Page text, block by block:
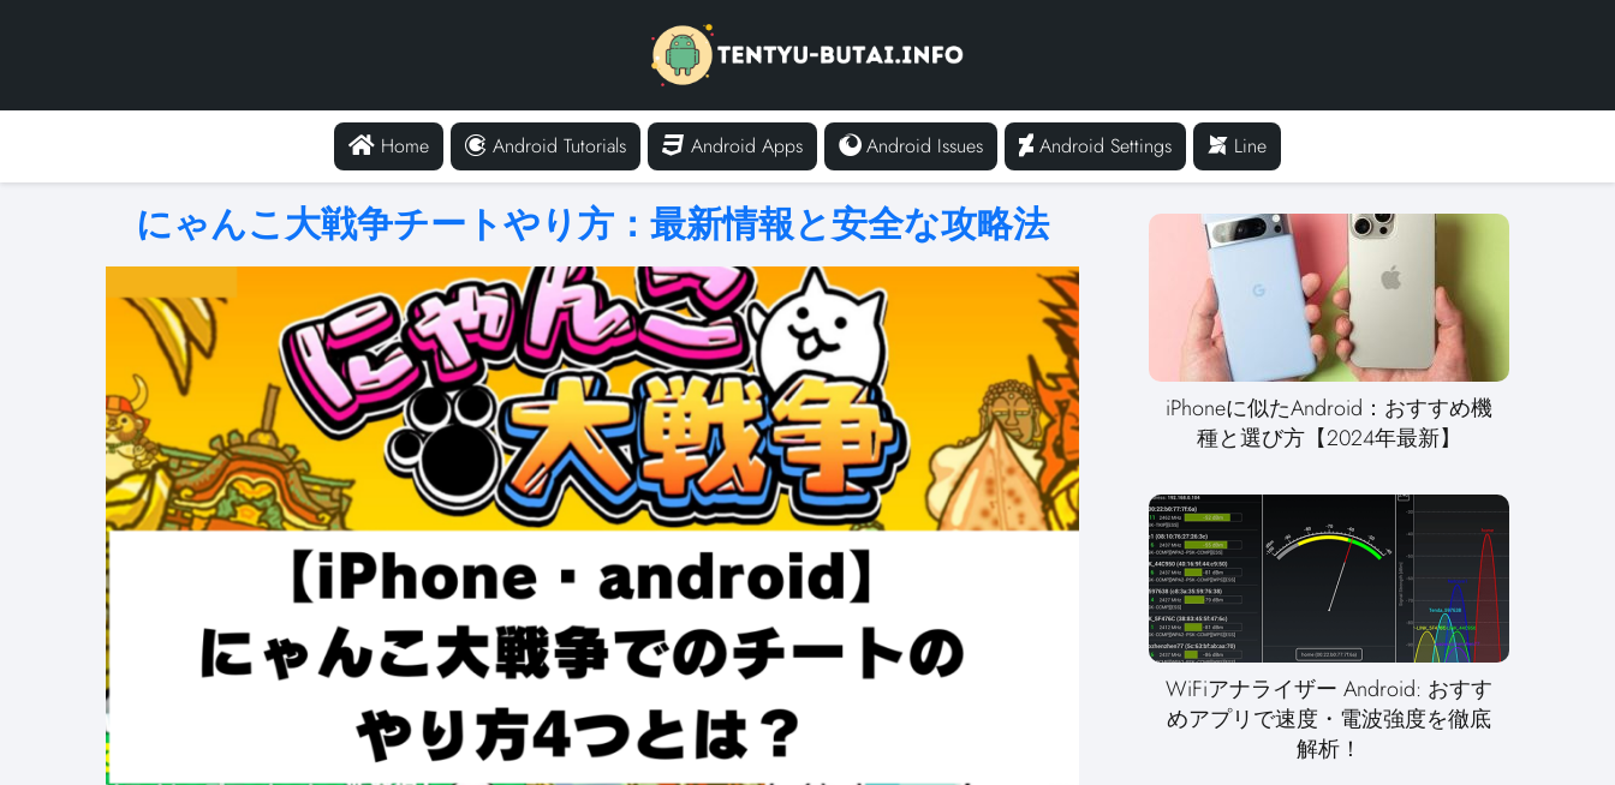
Home Android Tutorials Android Apps Android Issues Android Settings Line
にゃんこ大戦争チートやり方：最新情報と安全な攻略法
iPhoneに似たAndroid：おすすめ機
種と選び方【2024年最新】
WiFiアナライザー Android: おすす
めアプリで速度・電波強度を徹底
解析！